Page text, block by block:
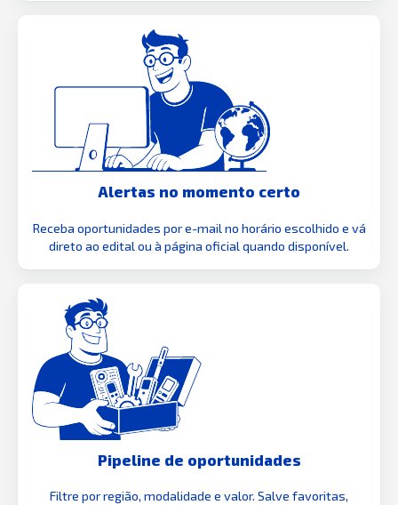
Alertas no momento certo
Receba oportunidades por e-mail no horário escolhido e vá
direto ao edital ou à página oficial quando disponível.
Pipeline de oportunidades
Filtre por região, modalidade e valor. Salve favoritas,